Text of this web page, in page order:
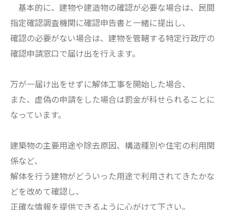
基本的に、建物や建造物の確認が必要な場合は、民間
指定確認調査機関に確認申告書と一緒に提出し、
確認の必要がない場合は、建物を管轄する特定行政庁の
確認申請窓口で届け出を行えます。
万が一届け出をせずに解体工事を開始した場合、
また、虚偽の申請をした場合は罰金が科せられることに
なっています。
建築物の主要用途や除去原因、構造種別や住宅の利用関
係など、
解体を行う建物がどういった用途で利用されてきたかな
どを改めて確認し、
正確な情報を提供できるように心がけて下さい。